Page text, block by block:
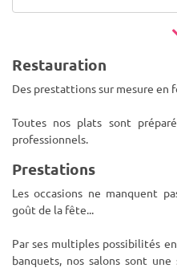
Restauration
Des prestattions sur mesure en
Toutes nos plats sont
professionnels.
Prestations
Les occasions ne manquent
goût de la fête...
Par ses multiples possibilités
banquets, nos salons sont